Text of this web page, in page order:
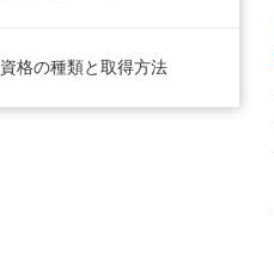
資格の種類と取得方法